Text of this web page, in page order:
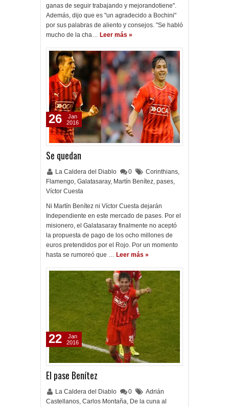
ganas de seguir trabajando y mejorandotiene".
Además, dijo que es "un agradecido a Bochini"
por sus palabras de aliento y consejos. "Se habló
mucho de la cha… Leer más »
Se quedan
La Caldera del Diablo 0 Corinthians,
Flamengo, Galatasaray, Martín Benítez, pases,
Víctor Cuesta
Ni Martín Benítez ni Víctor Cuesta dejarán
Independiente en este mercado de pases. Por el
misionero, el Galatasaray finalmente no aceptó
la propuesta de pago de los ocho millones de
euros pretendidos por el Rojo. Por un momento
hasta se rumoreó que … Leer más »
26
Jan
2016
El pase Benítez
La Caldera del Diablo 0
Adrián
Castellanos, Carlos Montaña, De la cuna al
22
Jan
2016